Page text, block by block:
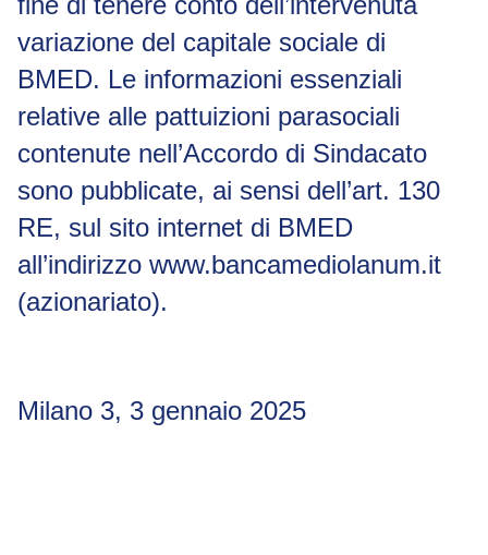
variazione del capitale sociale di
BMED. Le informazioni essenziali
relative alle pattuizioni parasociali
contenute nell’Accordo di Sindacato
sono pubblicate, ai sensi dell’art. 130
RE, sul sito internet di BMED
all’indirizzo www.bancamediolanum.it
(azionariato).
Milano 3, 3 gennaio 2025